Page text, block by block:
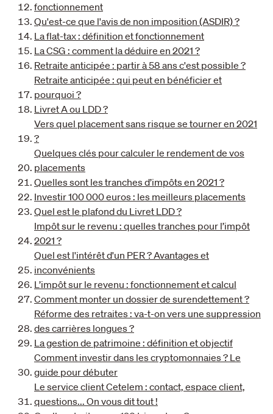
fonctionnement
Qu'est-ce que l'avis de non imposition (ASDIR) ?
La flat-tax : définition et fonctionnement
La CSG : comment la déduire en 2021 ?
Retraite anticipée : partir à 58 ans c'est possible ?
Retraite anticipée : qui peut en bénéficier et
pourquoi ?
Livret A ou LDD ?
Vers quel placement sans risque se tourner en 2021
?
Quelques clés pour calculer le rendement de vos
placements
Quelles sont les tranches d’impôts en 2021 ?
Investir 100 000 euros : les meilleurs placements
Quel est le plafond du Livret LDD ?
Impôt sur le revenu : quelles tranches pour l’impôt
2021 ?
Quel est l'intérêt d'un PER ? Avantages et
inconvénients
L’impôt sur le revenu : fonctionnement et calcul
Comment monter un dossier de surendettement ?
Réforme des retraites : va-t-on vers une suppression
des carrières longues ?
La gestion de patrimoine : définition et objectif
Comment investir dans les cryptomonnaies ? Le
guide pour débuter
Le service client Cetelem : contact, espace client,
questions... On vous dit tout !